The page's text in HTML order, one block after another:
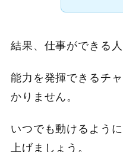
結果、仕事ができる
能力を発揮できるチ
かりません。
いつでも動けるよう
上げましょう。